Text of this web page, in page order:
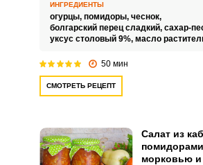
неповторимым
огурцы,
перцем и
ИНГРЕДИЕНТЫ
огурцы, помидоры, чеснок,
болгарский перец сладкий, сахар-
уксус столовый 9%, масло
50 мин
СМОТРЕТЬ РЕЦЕПТ
Салат из
морковью и